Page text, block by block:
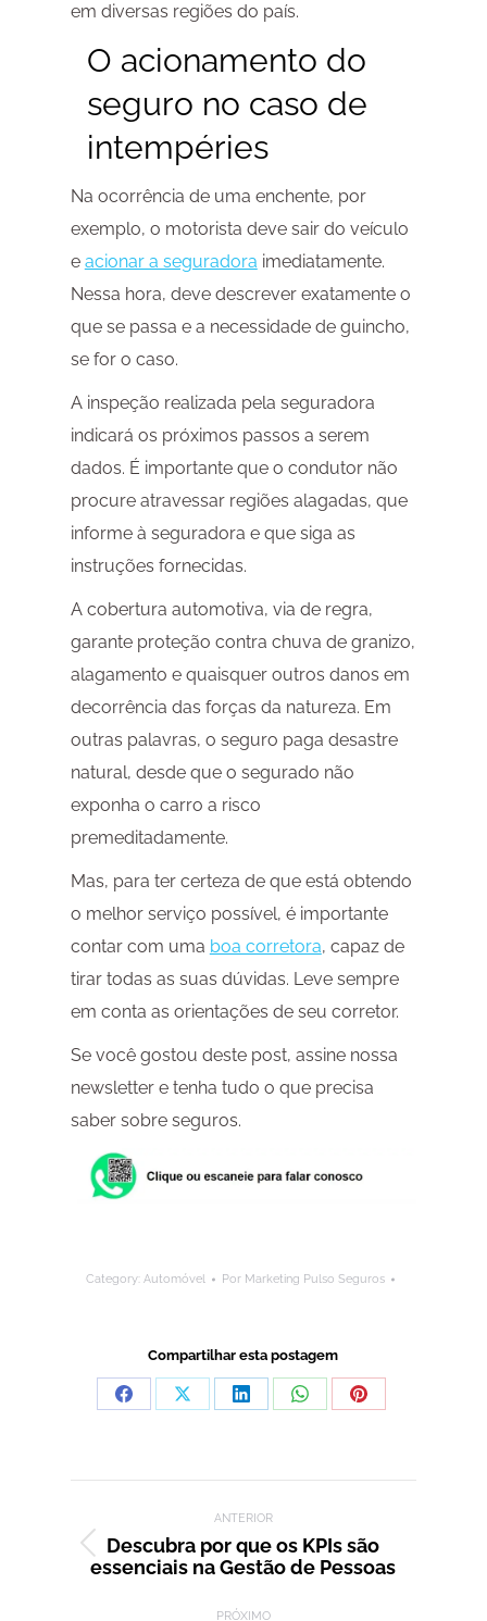
em diversas regiões do país.
O acionamento do
seguro no caso de
intempéries
Na ocorrência de uma enchente, por
exemplo, o motorista deve sair do veículo
e acionar a seguradora imediatamente.
Nessa hora, deve descrever exatamente o
que se passa e a necessidade de guincho,
se for o caso.
A inspeção realizada pela seguradora
indicará os próximos passos a serem
dados. É importante que o condutor não
procure atravessar regiões alagadas, que
informe à seguradora e que siga as
instruções fornecidas.
A cobertura automotiva, via de regra,
garante proteção contra chuva de granizo,
alagamento e quaisquer outros danos em
decorrência das forças da natureza. Em
outras palavras, o seguro paga desastre
natural, desde que o segurado não
exponha o carro a risco
premeditadamente.
Mas, para ter certeza de que está obtendo
o melhor serviço possível, é importante
contar com uma boa corretora, capaz de
tirar todas as suas dúvidas. Leve sempre
em conta as orientações de seu corretor.
Se você gostou deste post, assine nossa
newsletter e tenha tudo o que precisa
saber sobre seguros.
Category: Automóvel Por Marketing Pulso Seguros
Compartilhar esta postagem
CompartilharCompartilharCompartilharCompartilharCompartilhar
ANTERIOR
Post
Descubra por que os KPIs são
essenciais na Gestão de Pessoas
PRÓXIMO